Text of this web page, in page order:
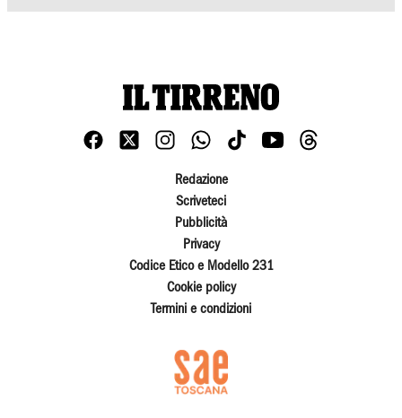
Redazione
Scriveteci
Pubblicità
Privacy
Codice Etico e Modello 231
Cookie policy
Termini e condizioni